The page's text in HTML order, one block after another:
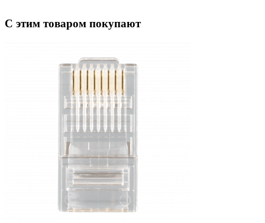
С этим товаром покупают